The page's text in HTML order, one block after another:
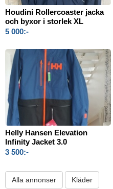
Houdini Rollercoaster jacka
och byxor i storlek XL
5 000:-
Helly Hansen Elevation
Infinity Jacket 3.0
3 500:-
Alla annonser Kläder